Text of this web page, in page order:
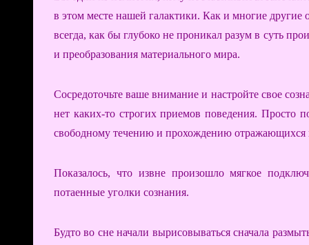
в этом месте нашей галактики. Как и многие другие
всегда, как бы глубоко не проникал разум в суть
и преобразования материального мира.
Сосредоточьте ваше внимание и настройте свое
нет каких-то строгих приемов поведения. Просто
свободному течению и прохождению отражающихся
Показалось, что извне произошло мягкое
потаенные уголки сознания.
Будто во сне начали вырисовываться сначала